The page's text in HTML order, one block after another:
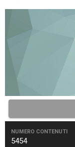
NUMERO CONTENUTI
5454